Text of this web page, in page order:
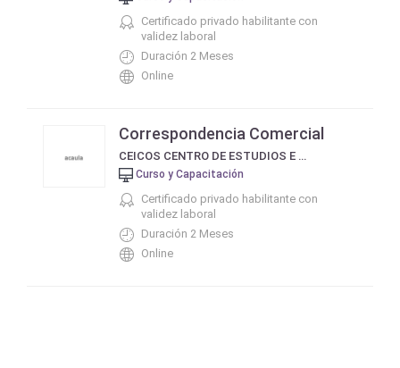
Certificado privado habilitante con
validez laboral
Duración 2 Meses
Online
Correspondencia Comercial
CEICOS CENTRO DE ESTUDIOS E INVESTIGACIÓN EN COMUNICACIÓN SOCIAL
Curso y Capacitación
Certificado privado habilitante con
validez laboral
Duración 2 Meses
Online